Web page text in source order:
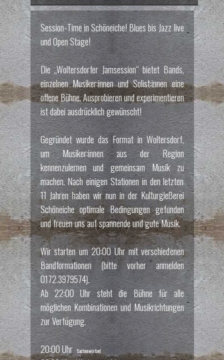
Session-Time in Schöneiche! Blues bis Jazz live
und Open Stage!
Die „Woltersdorfer Jamsession“ bietet Bands,
einzelnen Musiker:innen und Solist:innen eine
offene Bühne. Ausprobieren und experimentieren
ist dabei ausdrücklich gewünscht!
Gegründet wurde das Format in Woltersdorf,
um Musiker:innen aus der Region
kennenzulernen und gemeinsam Musik zu
machen. Nach einigen Stationen in den letzten
11 Jahren haben wir nun in der Kulturgießerei
Schöneiche optimale Bedingungen gefunden
und freuen uns auf spannende und gute Musik.
Wir starten um 20:00 Uhr mit verschiedenen
Bandformationen (bitte vorher anmelden
0172.3979574).
Ab 22:00 Uhr steht die Bühne für alle
möglichen Kombinationen und Musikrichtungen
zur Verfügung.
20:00 UhrSaitenwirbel